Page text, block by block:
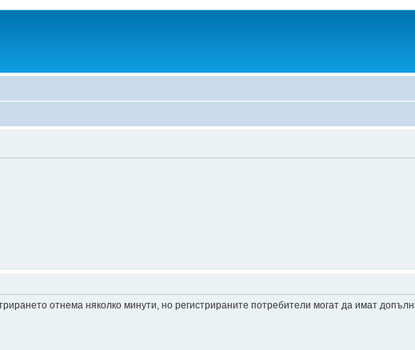
отнема няколко минути, но регистрираните потребители могат да имат